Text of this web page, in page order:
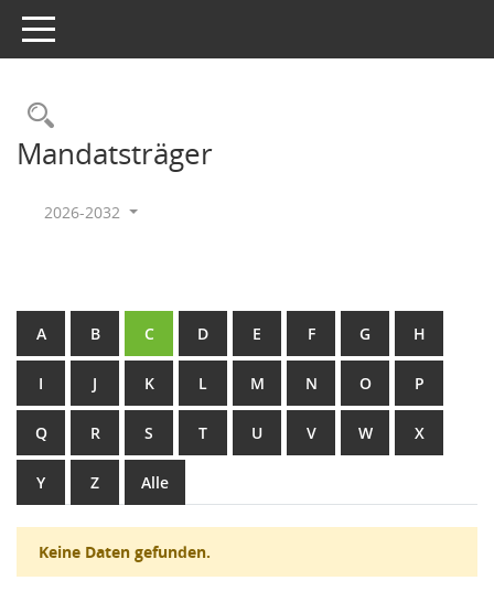
Toggle navigation
Rechercheauswahl
Mandatsträger
2026-2032
A B C D E F G H
I J K L M N O P
Q R S T U V W X
Y Z Alle
Keine Daten gefunden.